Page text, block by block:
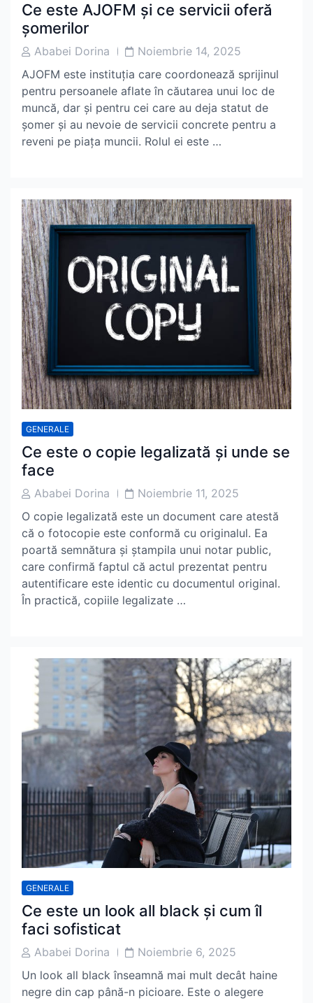
Ce este AJOFM și ce servicii oferă
șomerilor
PostAbabei Dorina
PostNoiembrie 14, 2025
AJOFM este instituția care coordonează sprijinul
pentru persoanele aflate în căutarea unui loc de
muncă, dar și pentru cei care au deja statut de
șomer și au nevoie de servicii concrete pentru a
reveni pe piața muncii. Rolul ei este …
GENERALE
Ce este o copie legalizată și unde se
face
PostAbabei Dorina
PostNoiembrie 11, 2025
O copie legalizată este un document care atestă
că o fotocopie este conformă cu originalul. Ea
poartă semnătura și ștampila unui notar public,
care confirmă faptul că actul prezentat pentru
autentificare este identic cu documentul original.
În practică, copiile legalizate …
GENERALE
Ce este un look all black și cum îl
faci sofisticat
PostAbabei Dorina
PostNoiembrie 6, 2025
Un look all black înseamnă mai mult decât haine
negre din cap până-n picioare. Este o alegere